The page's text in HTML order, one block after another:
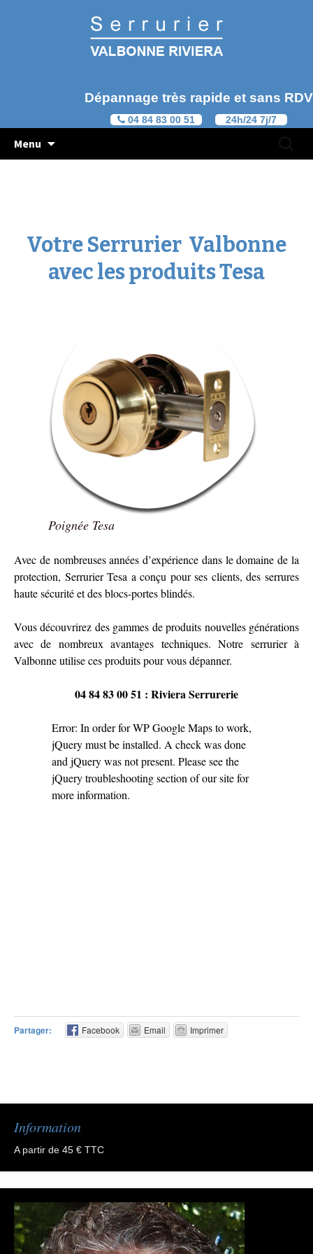
Dépannage très rapide et sans RDV
04 84 83 00 51 24h/24 7j/7
Menu
Votre Serrurier Valbonne
avec les produits Tesa
Poignée Tesa
Avec de nombreuses années d’expérience dans le domaine de la
protection, Serrurier Tesa a conçu pour ses clients, des serrures
haute sécurité et des blocs-portes blindés.
Vous découvrirez des gammes de produits nouvelles générations
avec de nombreux avantages techniques. Notre serrurier à
Valbonneutilise ces produits pour vous dépanner.
04 84 83 00 51 : Riviera Serrurerie
Error: In order for WP Google Maps to work,
jQuery must be installed. A check was done
and jQuery was not present. Please see the
jQuery troubleshooting section of our sitefor
more information.
Partager: Facebook Email Imprimer
Information
A partir de 45 € TTC